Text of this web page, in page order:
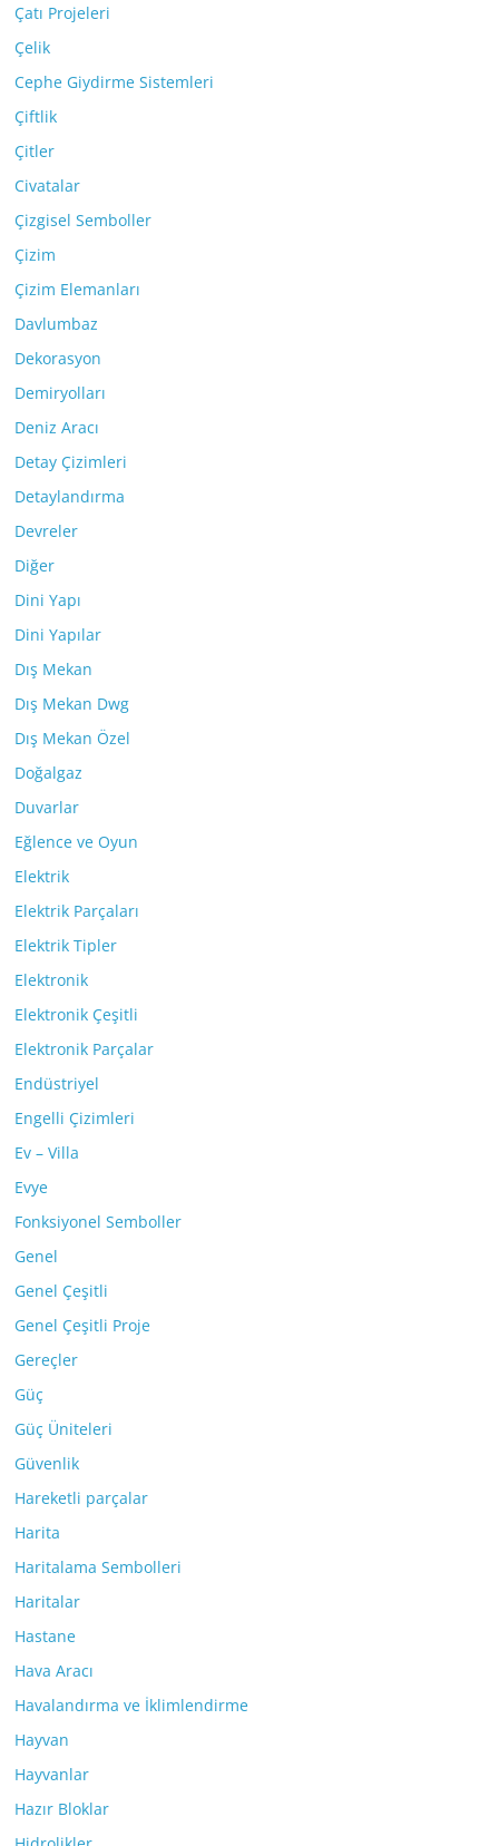
Çatı Projeleri
Çelik
Cephe Giydirme Sistemleri
Çiftlik
Çitler
Civatalar
Çizgisel Semboller
Çizim
Çizim Elemanları
Davlumbaz
Dekorasyon
Demiryolları
Deniz Aracı
Detay Çizimleri
Detaylandırma
Devreler
Diğer
Dini Yapı
Dini Yapılar
Dış Mekan
Dış Mekan Dwg
Dış Mekan Özel
Doğalgaz
Duvarlar
Eğlence ve Oyun
Elektrik
Elektrik Parçaları
Elektrik Tipler
Elektronik
Elektronik Çeşitli
Elektronik Parçalar
Endüstriyel
Engelli Çizimleri
Ev – Villa
Evye
Fonksiyonel Semboller
Genel
Genel Çeşitli
Genel Çeşitli Proje
Gereçler
Güç
Güç Üniteleri
Güvenlik
Hareketli parçalar
Harita
Haritalama Sembolleri
Haritalar
Hastane
Hava Aracı
Havalandırma ve İklimlendirme
Hayvan
Hayvanlar
Hazır Bloklar